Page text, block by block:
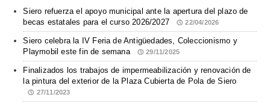
Siero refuerza el apoyo municipal ante la apertura del plazo de
becas estatales para el curso 2026/2027
22/04/2026
Siero celebra la IV Feria de Antigüedades, Coleccionismo y
Playmobil este fin de semana
29/11/2025
Finalizados los trabajos de impermeabilización y renovación de
la pintura del exterior de la Plaza Cubierta de Pola de Siero
27/11/2023